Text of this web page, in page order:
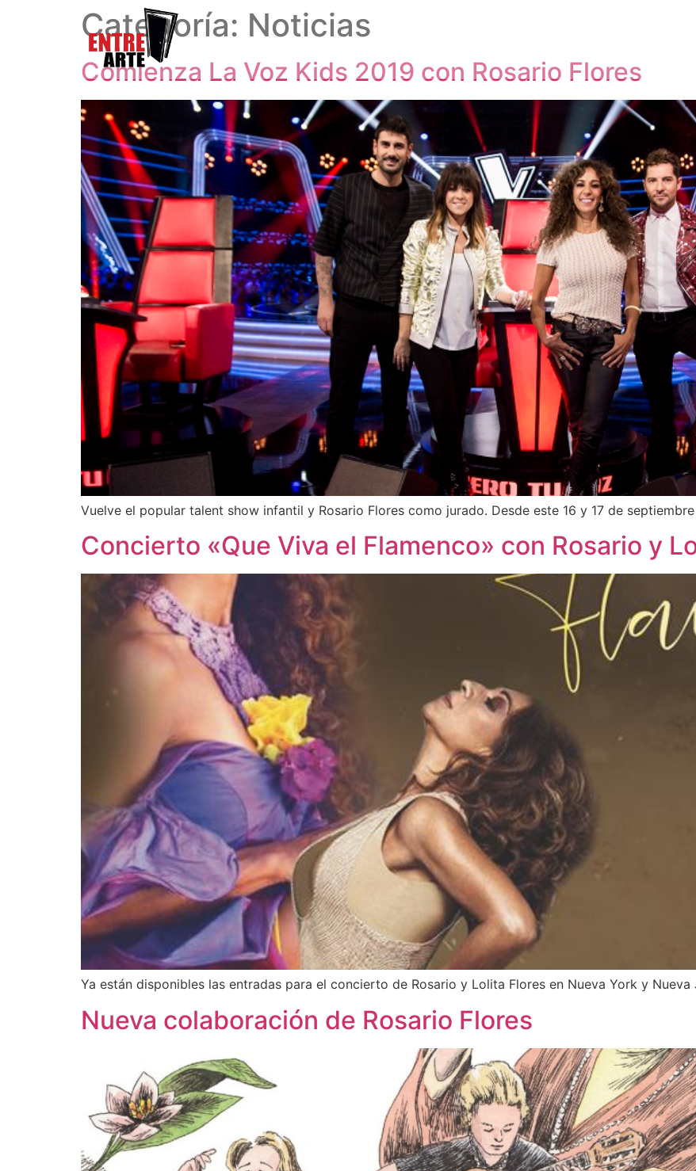
Categoría: Noticias
Comienza La Voz Kids 2019 con Rosario Flores
Vuelve el popular talent show infantil y Rosario Flores como jurado. Desde este 16 y 17 de
Concierto «Que Viva el Flamenco» con Rosario y
Ya están disponibles las entradas para el concierto de Rosario y Lolita Flores en Nueva York y Nueva
Nueva colaboración de Rosario Flores